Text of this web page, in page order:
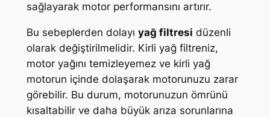
sağlayarak motor performansını artırır.
Bu sebeplerden dolayı yağ filtresi düzenli
olarak değiştirilmelidir. Kirli yağ filtreniz,
motor yağını temizleyemez ve kirli yağ
motorun içinde dolaşarak motorunuzu zarar
görebilir. Bu durum, motorunuzun ömrünü
kısaltabilir ve daha büyük arıza sorunlarına